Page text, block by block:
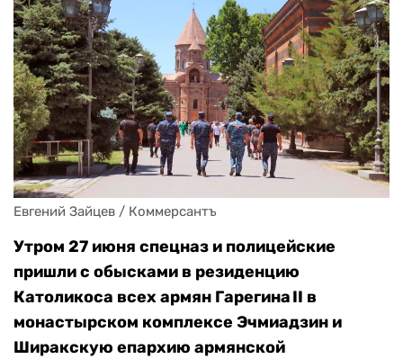
Евгений Зайцев / Коммерсантъ
Утром 27 июня спецназ и полицейские
пришли с обысками в резиденцию
Католикоса всех армян Гарегина II в
монастырском комплексе Эчмиадзин и
Ширакскую епархию армянской